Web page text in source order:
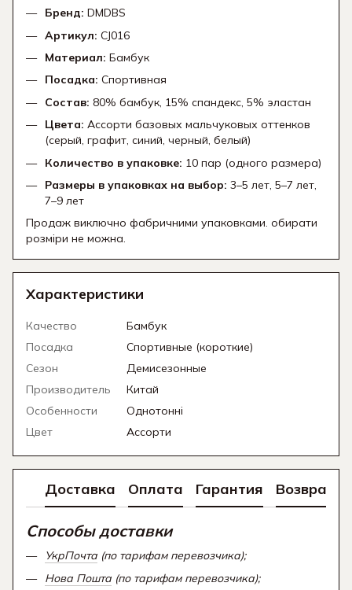
Бренд: DMDBS
Артикул: CJ016
Материал: Бамбук
Посадка: Спортивная
Состав: 80% бамбук, 15% спандекс, 5% эластан
Цвета: Ассорти базовых мальчуковых оттенков
(серый, графит, синий, черный, белый)
Количество в упаковке: 10 пар (одного размера)
Размеры в упаковках на выбор: 3–5 лет, 5–7 лет,
7–9 лет
Продаж виключно фабричними упаковками. обирати
розміри не можна.
Характеристики
Качество
Бамбук
Посадка
Спортивные (короткие)
Сезон
Демисезонные
Производитель
Китай
Особенности
Однотонні
Цвет
Ассорти
Доставка Оплата Гарантия Возврат
Способы доставки
УкрПочта (по тарифам перевозчика);
Нова Пошта (по тарифам перевозчика);